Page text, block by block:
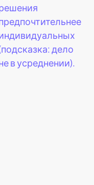
дело
в усреднении).